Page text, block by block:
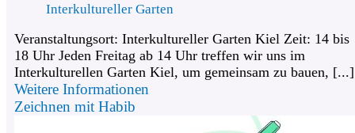
Interkultureller Garten
Veranstaltungsort: Interkultureller Garten Kiel Zeit: 14 bis
18 Uhr Jeden Freitag ab 14 Uhr treffen wir uns im
Interkulturellen Garten Kiel, um gemeinsam zu bauen, [...]
Weitere Informationen
Zeichnen mit Habib